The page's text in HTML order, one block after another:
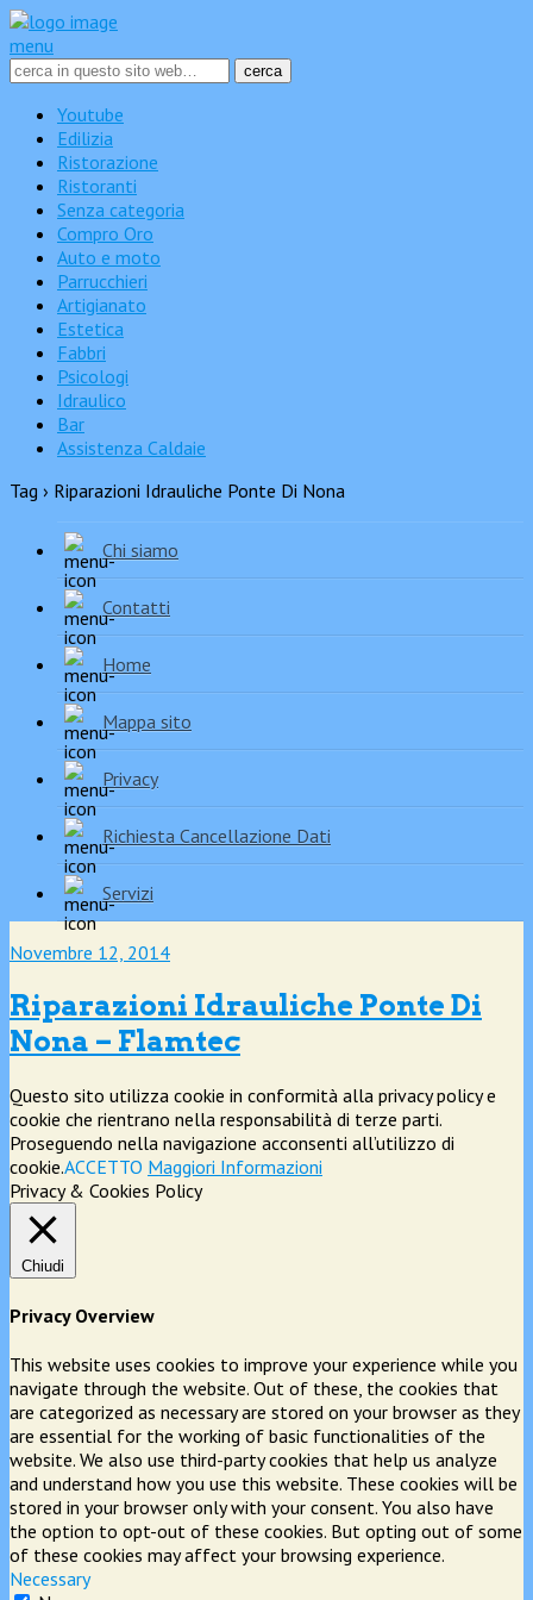
menu
Youtube
Edilizia
Ristorazione
Ristoranti
Senza categoria
Compro Oro
Auto e moto
Parrucchieri
Artigianato
Estetica
Fabbri
Psicologi
Idraulico
Bar
Assistenza Caldaie
Tag › Riparazioni Idrauliche Ponte Di Nona
Chi siamo
Contatti
Home
Mappa sito
Privacy
Richiesta Cancellazione Dati
Servizi
Novembre 12, 2014
Riparazioni Idrauliche Ponte Di
Nona – Flamtec
Questo sito utilizza cookie in conformità alla privacy policy e
cookie che rientrano nella responsabilità di terze parti.
Proseguendo nella navigazione acconsenti all’utilizzo di
cookie.ACCETTO Maggiori Informazioni
Privacy & Cookies Policy
Chiudi
Privacy Overview
This website uses cookies to improve your experience while you
navigate through the website. Out of these, the cookies that
are categorized as necessary are stored on your browser as they
are essential for the working of basic functionalities of the
website. We also use third-party cookies that help us analyze
and understand how you use this website. These cookies will be
stored in your browser only with your consent. You also have
the option to opt-out of these cookies. But opting out of some
of these cookies may affect your browsing experience.
Necessary